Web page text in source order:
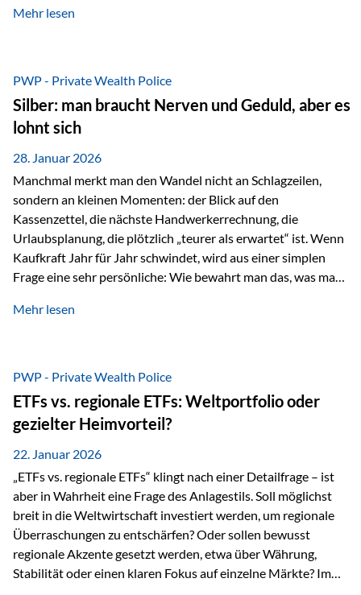
starken Anstiegen. Diese verändern jedoch nicht die
von geopolitischen Spannungen, einer stark ausgeweiteten
Geldmenge sowie strukturellen Verschiebungen an den
Kapitalmärkten geprägt ist, bleibt Gold ein bewährter Anker.
Nicht, weil…
Mehr lesen
PWP - Private Wealth Police
Silber: man braucht Nerven und Geduld, aber es
lohnt sich
28. Januar 2026
Manchmal merkt man den Wandel nicht an Schlagzeilen,
sondern an kleinen Momenten: der Blick auf den
Kassenzettel, die nächste Handwerkerrechnung, die
Urlaubsplanung, die plötzlich „teurer als erwartet“ ist. Wenn
Kaufkraft Jahr für Jahr schwindet, wird aus einer simplen
Frage eine sehr persönliche: Wie bewahrt man das, was man
Sachwerten mit einer Investition in Sachwerte zu
gerade dann, wenn Märkte nervös werden,…
Mehr lesen
PWP - Private Wealth Police
ETFs vs. regionale ETFs: Weltportfolio oder
gezielter Heimvorteil?
22. Januar 2026
„ETFs vs. regionale ETFs“ klingt nach einer Detailfrage – ist
aber in Wahrheit eine Frage des Anlagestils. Soll möglichst
breit in die Weltwirtschaft investiert werden, um regionale
Überraschungen zu entschärfen? Oder sollen bewusst
regionale Akzente gesetzt werden, etwa über Währung,
Stabilität oder einen klaren Fokus auf einzelne Märkte? Im